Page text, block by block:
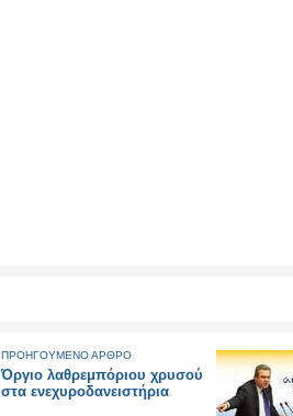
ΠΡΟΗΓΟΥΜΕΝΟ ΑΡΘΡΟ
Όργιο λαθρεμπόριου χρυσού
στα ενεχυροδανειστήρια